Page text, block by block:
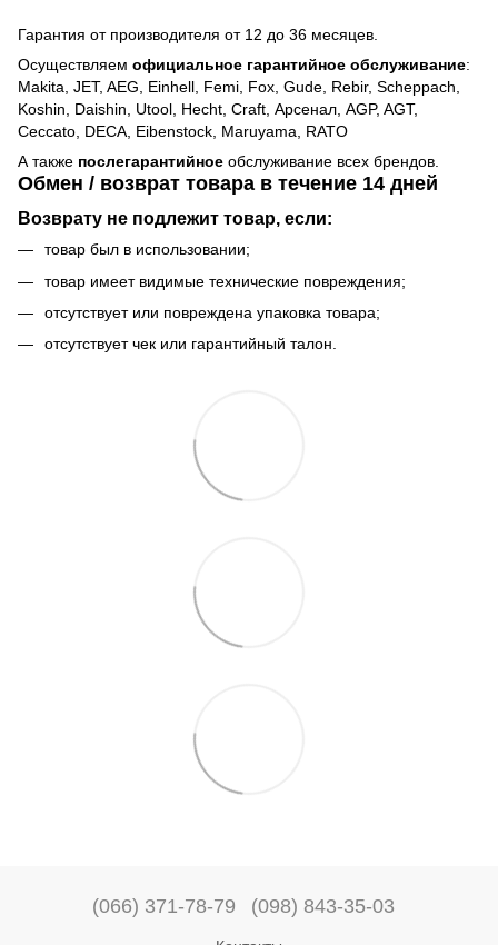
Гарантия от производителя от 12 до 36 месяцев.
Осуществляем официальное гарантийное обслуживание:
Makita, JET, AEG, Einhell, Femi, Fox, Gude, Rebir, Scheppach,
Koshin, Daishin, Utool, Hecht, Craft, Арсенал, AGP, AGT,
Ceccato, DECA, Eibenstock, Maruyama, RATO
А также послегарантийное обслуживание всех брендов.
Обмен / возврат товара в течение 14 дней
Возврату не подлежит товар, если:
товар был в использовании;
товар имеет видимые технические повреждения;
отсутствует или повреждена упаковка товара;
отсутствует чек или гарантийный талон.
(066) 371-78-79 (098) 843-35-03